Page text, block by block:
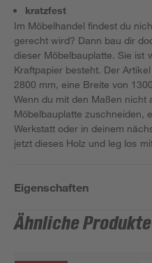
kratzfest
Im Möbelhandel findest du
gerecht wird? Dann bau dir
dieser Möbelbauplatte. Sie ist
Kraftpapier besteht. Der
2800 mm, eine Breite von
Wenn du mit den Maßen nicht
Möbelbauplatte zuschneiden,
Werkstatt oder in deinem
jetzt dieses Holz und leg los
Eigenschaften
Ähnliche Produkte